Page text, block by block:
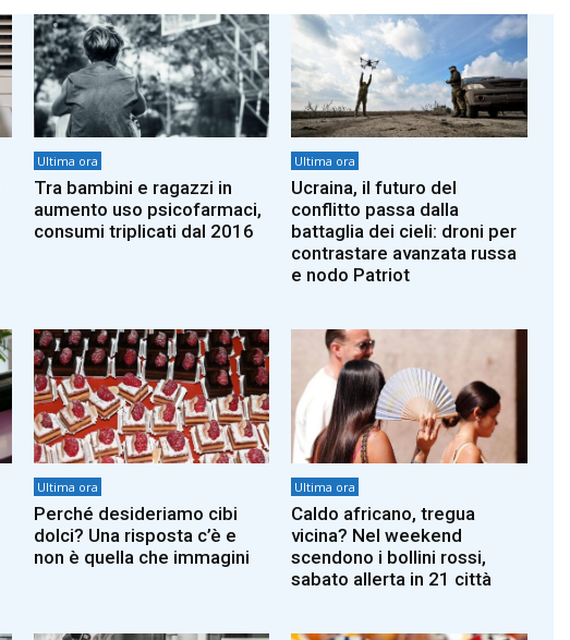
Ultima ora
Tra bambini e ragazzi in
aumento uso psicofarmaci,
consumi triplicati dal 2016
Ultima ora
Ucraina, il futuro del
conflitto passa dalla
battaglia dei cieli: droni per
contrastare avanzata russa
e nodo Patriot
Ultima ora
Perché desideriamo cibi
dolci? Una risposta c’è e
non è quella che immagini
Ultima ora
Caldo africano, tregua
vicina? Nel weekend
scendono i bollini rossi,
sabato allerta in 21 città